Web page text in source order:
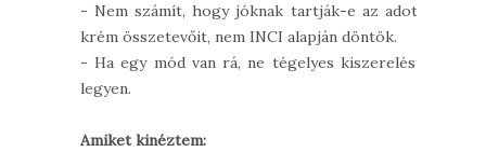
- Nem számít, hogy jóknak tartják-e az adott
krém összetevőit, nem INCI alapján döntök.
- Ha egy mód van rá, ne tégelyes kiszerelésű
legyen.
Amiket kinéztem: